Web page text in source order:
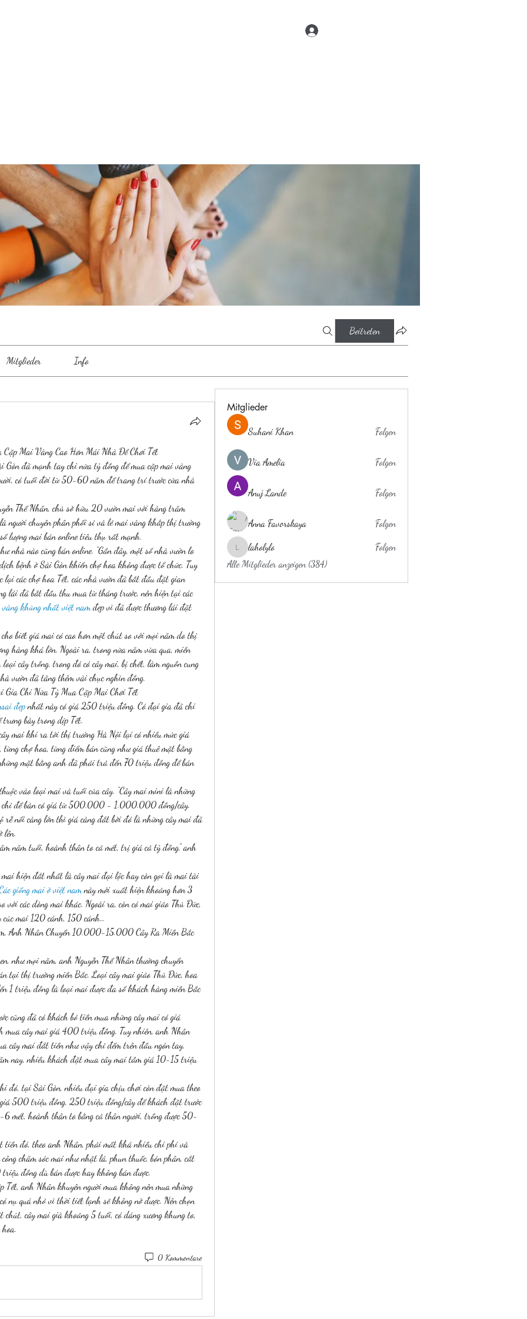
Beitreten
Mitglieder Info
Mai Vàng Cao Hơn Mái Nhà Để Chơi Tết
đã mạnh tay chi nửa tỷ đồng để mua cặp mai vàng
có tuổi đời từ 50-60 năm để trang trí trước cửa nhà
Thế Nhân, chủ sở hữu 20 vườn mai với hàng trăm
người chuyên phân phối sỉ và lẻ mai vàng khắp thị trường
lượng mai bán online tiêu thụ rất mạnh.
nhà nào cũng bán online. “Gần đây, một số nhà vườn lo
bệnh ở Sài Gòn khiến chợ hoa không được tổ chức. Tuy
lại các chợ hoa Tết, các nhà vườn đã bắt đầu đặt gian
lái đã bắt đầu thu mua từ tháng trước, nên hiện tại các
vàng khủng nhất việt nam đẹp vì đã được thương lái đặt
biết giá mai có cao hơn một chút so với mọi năm do thị
hàng khá lớn. Ngoài ra, trong nửa năm vừa qua, miền
cây trồng, trong đó có cây mai, bị chết, làm nguồn cung
vườn đã tăng thêm vài chục nghìn đồng.
Chi Nửa Tỷ Mua Cặp Mai Chơi Tết
đẹp nhất này có giá 250 triệu đồng. Có đại gia đã chi
trưng bày trong dịp Tết.
mai khi ra tới thị trường Hà Nội lại có nhiều mức giá
chợ hoa, từng điểm bán cũng như giá thuê mặt bằng
mặt bằng anh đã phải trả đến 70 triệu đồng để bán
vào loại mai và tuổi của cây. “Cây mai mini là những
chỉ để bàn có giá từ 500.000 - 1.000.000 đồng/cây.
rễ nổi càng lớn thì giá càng đắt bởi đó là những cây mai đã
lên.
năm tuổi, hoành thân to cả mét, trị giá cả tỷ đồng,” anh
hiện đắt nhất là cây mai đại lộc hay còn gọi là mai tài
giống mai ở việt nam này mới xuất hiện khoảng hơn 3
với các dòng mai khác. Ngoài ra, còn có mai giảo Thủ Đức,
mai 120 cánh, 150 cánh…
Anh Nhân Chuyển 10.000-15.000 Cây Ra Miền Bắc
như mọi năm, anh Nguyễn Thế Nhân thường chuyển
thị trường miền Bắc. Loại cây mai giảo Thủ Đức, hoa
triệu đồng là loại mai được đa số khách hàng miền Bắc
cũng đã có khách bỏ tiền mua những cây mai có giá
cây mai giá 400 triệu đồng. Tuy nhiên, anh Nhân
cây mai đắt tiền như vậy chỉ đếm trên đầu ngón tay,
nay, nhiều khách đặt mua cây mai tầm giá 10-15 triệu
đó, tại Sài Gòn, nhiều đại gia chịu chơi còn đặt mua theo
giá 500 triệu đồng, 250 triệu đồng/cây để khách đặt trước
6 mét, hoành thân to bằng cả thân người, trồng được 50-
tiền đó, theo anh Nhân, phải mất khá nhiều chi phí và
chăm sóc mai như nhặt lá, phun thuốc, bón phân, cắt
đồng dù bán được hay không bán được.
Tết, anh Nhân khuyên người mua không nên mua những
nụ quá nhỏ vì thời tiết lạnh sẽ không nở được. Nên chọn
chút, cây mai già khoảng 5 tuổi, có dáng xương khung to,
0 Kommentare
Mitglieder
Suhani Khan Folgen
Via Amelia Folgen
Anuj Lande Folgen
Anna Favorskaya Folgen
laholylo
laholylo
Folgen
Alle Mitglieder anzeigen (384)